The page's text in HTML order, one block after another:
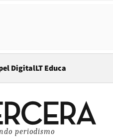
DigitalOpens in new window
LT Educa
periodismo